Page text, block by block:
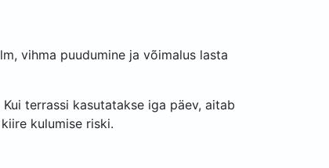
vihma puudumine ja võimalus lasta
terrassi kasutatakse iga päev, aitab
kulumise riski.